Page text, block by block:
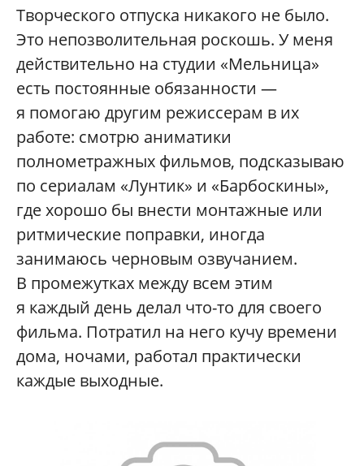
Творческого отпуска никакого не было.
Это непозволительная роскошь. У меня
действительно на студии «Мельница»
есть постоянные обязанности —
я помогаю другим режиссерам в их
работе: смотрю аниматики
полнометражных фильмов, подсказываю
по сериалам «Лунтик» и «Барбоскины»,
где хорошо бы внести монтажные или
ритмические поправки, иногда
занимаюсь черновым озвучанием.
В промежутках между всем этим
я каждый день делал что-то для своего
фильма. Потратил на него кучу времени
дома, ночами, работал практически
каждые выходные.